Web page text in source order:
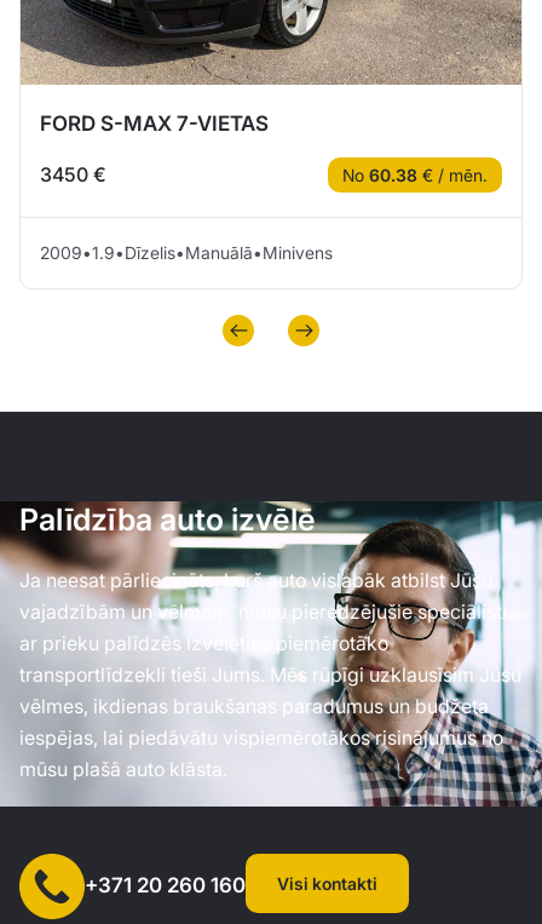
FORD S-MAX 7-VIETAS
3450 € No 60.38 € / mēn.
2009•1.9•Dīzelis•Manuālā•Minivens
Palīdzība auto izvēlē
Ja neesat pārliecināts, kurš auto vislabāk atbilst Jūsu
vajadzībām un vēlmēm, mūsu pieredzējušie speciālisti
ar prieku palīdzēs izvēlēties piemērotāko
transportlīdzekli tieši Jums. Mēs rūpīgi uzklausīsim Jūsu
vēlmes, ikdienas braukšanas paradumus un budžeta
iespējas, lai piedāvātu vispiemērotākos risinājumus no
mūsu plašā auto klāsta.
+371 20 260 160 Visi kontakti